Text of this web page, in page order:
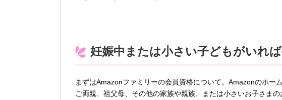
妊娠中または小さい子どもがいれ
まずはAmazonファミリーの会員資格について。Amazonのホー
ご両親、祖父母、その他の家族や親族、または小さいお子さま